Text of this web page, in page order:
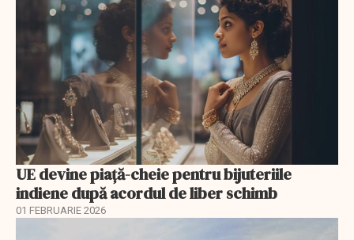
UE devine piață-cheie pentru bijuteriile
indiene după acordul de liber schimb
01 FEBRUARIE 2026